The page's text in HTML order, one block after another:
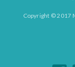
Copyright © 2017